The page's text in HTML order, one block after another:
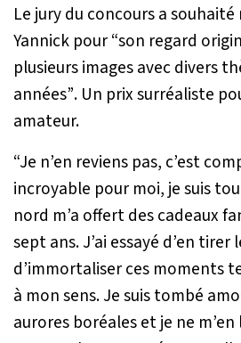
Le jury du concours a
Yannick pour“son regard
plusieurs images avec divers
années”. Un prix surréaliste
amateur.
“Je n’en reviens pas, c’est
incroyable pour moi, je suis
nord m’a offert des cadeaux
sept ans. J’ai essayé d’en
d’immortaliser ces moments
à mon sens. Je suis tombé
aurores boréales et je ne